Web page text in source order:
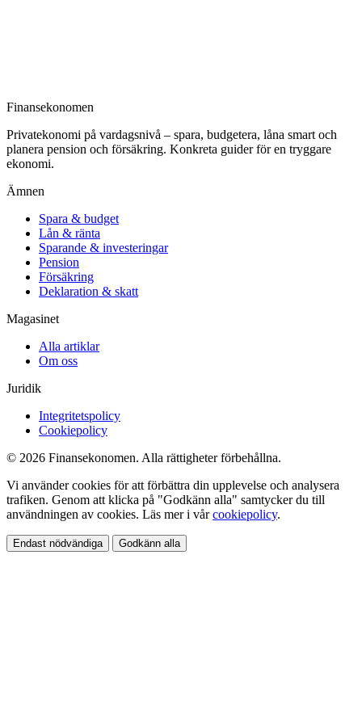
Finansekonomen
Privatekonomi på vardagsnivå – spara, budgetera, låna smart och
planera pension och försäkring. Konkreta guider för en tryggare
ekonomi.
Ämnen
Spara & budget
Lån & ränta
Sparande & investeringar
Pension
Försäkring
Deklaration & skatt
Magasinet
Alla artiklar
Om oss
Juridik
Integritetspolicy
Cookiepolicy
© 2026 Finansekonomen. Alla rättigheter förbehållna.
Vi använder cookies för att förbättra din upplevelse och analysera
trafiken. Genom att klicka på "Godkänn alla" samtycker du till
användningen av cookies. Läs mer i vårcookiepolicy.
Endast nödvändiga Godkänn alla